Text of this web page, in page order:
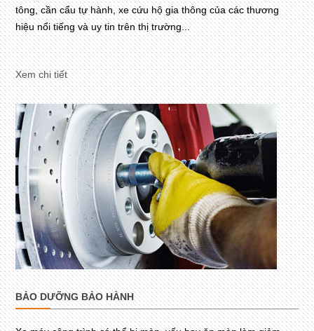
tông, cần cẩu tự hành, xe cứu hộ gia thông của các thương
hiệu nổi tiếng và uy tin trên thị trường...
Xem chi tiết
BẢO DƯỠNG BẢO HÀNH